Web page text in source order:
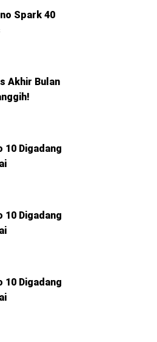
Spark 40
Akhir Bulan
10 Digadang
10 Digadang
10 Digadang